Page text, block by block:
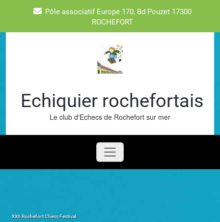
Pôle associatif Europe 170, Bd Pouzet 17300
ROCHEFORT
Echiquier rochefortais
Le club d'Echecs de Rochefort sur mer
XXII Rochefort Chess Festival